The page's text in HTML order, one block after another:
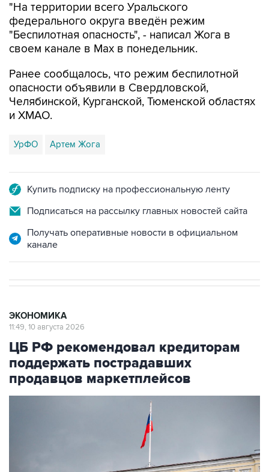
"На территории всего Уральского
федерального округа введён режим
"Беспилотная опасность", - написал Жога в
своем канале в Мах в понедельник.
Ранее сообщалось, что режим беспилотной
опасности объявили в Свердловской,
Челябинской, Курганской, Тюменской областях
и ХМАО.
УрФО Артем Жога
Купить подписку на профессиональную ленту
Подписаться на рассылку главных новостей сайта
Получать оперативные новости в официальном
канале
ЭКОНОМИКА
11:49, 10 августа 2026
ЦБ РФ рекомендовал кредиторам
поддержать пострадавших
продавцов маркетплейсов